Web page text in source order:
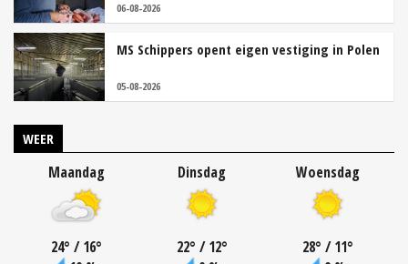
06-08-2026
MS Schippers opent eigen vestiging in Polen
05-08-2026
WEER
Maandag
24° / 16°
Dinsdag
22° / 12°
Woensdag
28° / 11°